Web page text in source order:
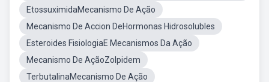
EtossuximidaMecanismo De Ação
Mecanismo De Accion DeHormonas Hidrosolubles
Esteroides FisiologiaE Mecanismos Da Ação
Mecanismo De AçãoZolpidem
TerbutalinaMecanismo De Ação